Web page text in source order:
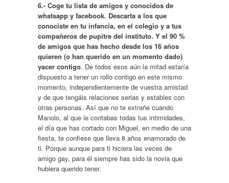
6.- Coge tu lista de amigos y conocidos de
whatsapp y facebook. Descarta a los que
conociste en tu infancia, en el colegio y a tus
compañeros de pupitre del instituto. Y el 90 %
de amigos que has hecho desde los 16 años
quieren (o han querido en un momento dado)
yacer contigo. De todos esos aún la mitad estaría
dispuesto a tener un rollo contigo en este mismo
momento, independientemente de vuestra amistad
y de que tengáis relaciones serias y estables con
otras personas. Así que no te extrañe cuando
Manolo, al que le contabas todas tus intimidades,
el día que has cortado con Miguel, en medio de una
fiesta, te confiese que lleva 8 años enamorado de
ti. Porque aunque para ti hiciera las veces de
amigo gay, para él siempre has sido la novia que
hubiera querido tener.